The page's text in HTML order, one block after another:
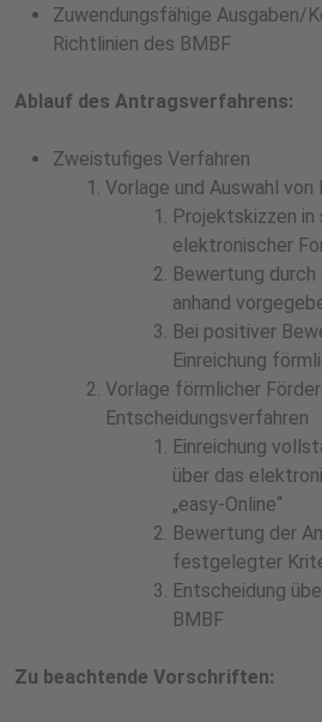
Zuwendungsfähige Ausgaben/
Richtlinien des BMBF
Ablauf des Antragsverfahrens:
Zweistufiges Verfahren
Vorlage und Auswahl
Projektskizzen
elektronischer
Bewertung
anhand
Bei positiver
Einreichung
Vorlage förmlicher
Entscheidungsverfahren
Einreichung
über das
„easy-Online“
Bewertung der
festgelegter
Entscheidung
BMBF
Zu beachtende Vorschriften: